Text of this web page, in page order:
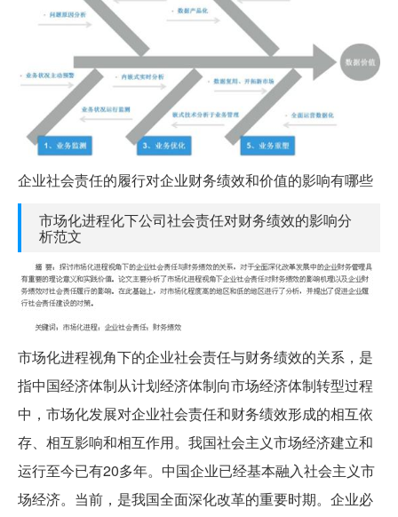
企业社会责任的履行对企业财务绩效和价值的影响有哪些
市场化进程化下公司社会责任对财务绩效的影响分
析范文
市场化进程视角下的企业社会责任与财务绩效的关系，是
指中国经济体制从计划经济体制向市场经济体制转型过程
中，市场化发展对企业社会责任和财务绩效形成的相互依
存、相互影响和相互作用。我国社会主义市场经济建立和
运行至今已有20多年。中国企业已经基本融入社会主义市
场经济。当前，是我国全面深化改革的重要时期。企业必